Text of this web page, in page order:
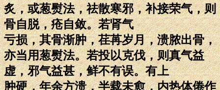
炙，或葱熨法，祛散寒邪，补接荣气，则
骨自脱，疮自敛。若肾气
亏损，其骨渐肿，荏苒岁月，溃脓出骨，
亦当用葱熨法。若投以克伐，则真气益
虚，邪气益甚，鲜不有误。有上
肿硬，年余方溃，半载未愈，内热体倦作